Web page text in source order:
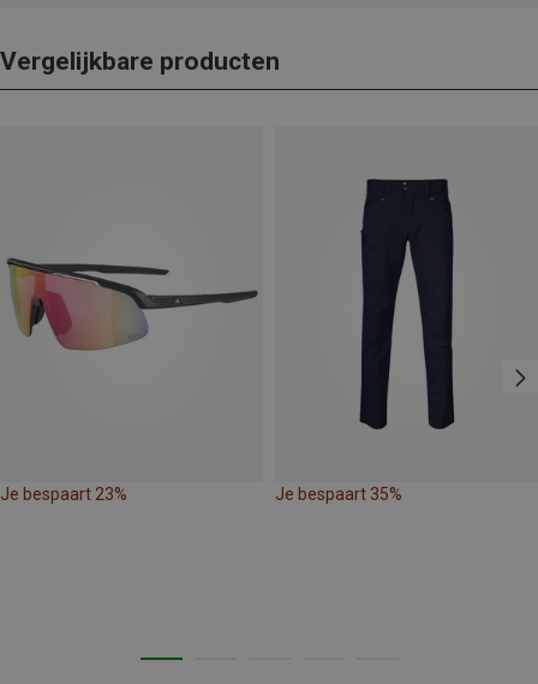
Vergelijkbare producten
Je bespaart 23% Je bespaart 35%